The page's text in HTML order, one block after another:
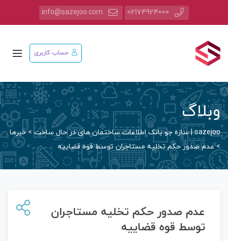
02174924000
info@sazejoo.com
حساب کاربری
وبلاگ
sazejoo | سازه جو بانک اطلاعات ساختمان های در حال ساخت >خبرها
>عدم صدور حکم تخلیه مستاجران توسط قوه قضاییه
عدم صدور حکم تخلیه مستاجران
توسط قوه قضاییه